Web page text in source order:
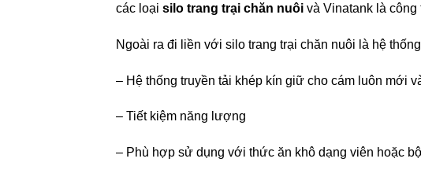
các loại silo trang trại chăn nuôi và Vinatank là
Ngoài ra đi liền với silo trang trại chăn nuôi là hệ
– Hệ thống truyền tải khép kín giữ cho cám luôn mới
– Tiết kiệm năng lượng
– Phù hợp sử dụng với thức ăn khô dạng viên hoặc